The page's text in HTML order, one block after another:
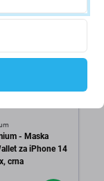
- Maska
za iPhone 14
crna